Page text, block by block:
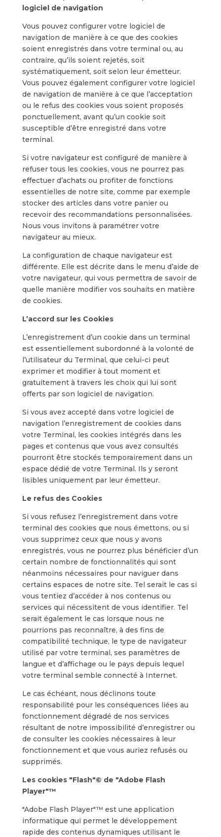
logiciel de navigation
Vous pouvez configurer votre logiciel de
navigation de manière à ce que des cookies
soient enregistrés dans votre terminal ou, au
contraire, qu’ils soient rejetés, soit
systématiquement, soit selon leur émetteur.
Vous pouvez également configurer votre logiciel
de navigation de manière à ce que l’acceptation
ou le refus des cookies vous soient proposés
ponctuellement, avant qu’un cookie soit
susceptible d’être enregistré dans votre
terminal.
Si votre navigateur est configuré de manière à
refuser tous les cookies, vous ne pourrez pas
effectuer d’achats ou profiter de fonctions
essentielles de notre site, comme par exemple
stocker des articles dans votre panier ou
recevoir des recommandations personnalisées.
Nous vous invitons à paramétrer votre
navigateur au mieux.
La configuration de chaque navigateur est
différente. Elle est décrite dans le menu d’aide de
votre navigateur, qui vous permettra de savoir de
quelle manière modifier vos souhaits en matière
de cookies.
L’accord sur les Cookies
L’enregistrement d’un cookie dans un terminal
est essentiellement subordonné à la volonté de
l’utilisateur du Terminal, que celui-ci peut
exprimer et modifier à tout moment et
gratuitement à travers les choix qui lui sont
offerts par son logiciel de navigation.
Si vous avez accepté dans votre logiciel de
navigation l’enregistrement de cookies dans
votre Terminal, les cookies intégrés dans les
pages et contenus que vous avez consultés
pourront être stockés temporairement dans un
espace dédié de votre Terminal. Ils y seront
lisibles uniquement par leur émetteur.
Le refus des Cookies
Si vous refusez l’enregistrement dans votre
terminal des cookies que nous émettons, ou si
vous supprimez ceux que nous y avons
enregistrés, vous ne pourrez plus bénéficier d’un
certain nombre de fonctionnalités qui sont
néanmoins nécessaires pour naviguer dans
certains espaces de notre site. Tel serait le cas si
vous tentiez d’accéder à nos contenus ou
services qui nécessitent de vous identifier. Tel
serait également le cas lorsque nous ne
pourrions pas reconnaître, à des fins de
compatibilité technique, le type de navigateur
utilisé par votre terminal, ses paramètres de
langue et d’affichage ou le pays depuis lequel
votre terminal semble connecté à Internet.
Le cas échéant, nous déclinons toute
responsabilité pour les conséquences liées au
fonctionnement dégradé de nos services
résultant de notre impossibilité d’enregistrer ou
de consulter les cookies nécessaires à leur
fonctionnement et que vous auriez refusés ou
supprimés.
Les cookies "Flash"© de "Adobe Flash
Player"™
"Adobe Flash Player"™ est une application
informatique qui permet le développement
rapide des contenus dynamiques utilisant le